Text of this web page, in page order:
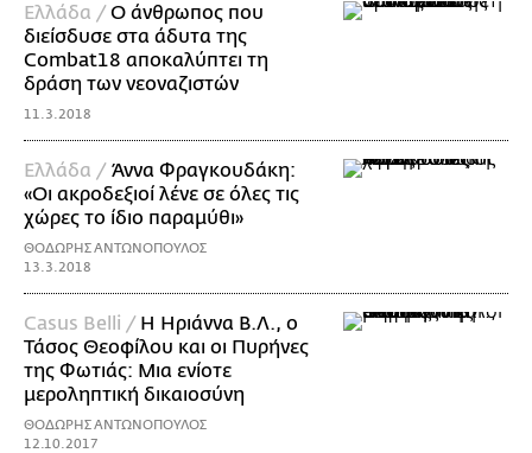
Ελλάδα /Ο άνθρωπος που
διείσδυσε στα άδυτα της
Combat18 αποκαλύπτει τη
δράση των νεοναζιστών
11.3.2018
Ελλάδα / Άννα Φραγκουδάκη:
«Οι ακροδεξιοί λένε σε όλες τις
χώρες το ίδιο παραμύθι»
ΘΟΔΩΡΗΣ ΑΝΤΩΝΟΠΟΥΛΟΣ
13.3.2018
Casus Belli / Η Ηριάννα Β.Λ., ο
Τάσος Θεοφίλου και οι Πυρήνες
της Φωτιάς: Μια ενίοτε
μεροληπτική δικαιοσύνη
ΘΟΔΩΡΗΣ ΑΝΤΩΝΟΠΟΥΛΟΣ
12.10.2017